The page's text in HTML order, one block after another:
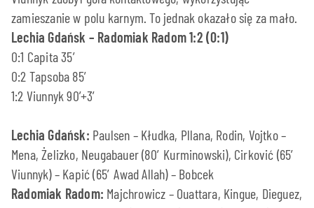
zamieszanie w polu karnym. To jednak okazało się za mało.
Lechia Gdańsk – Radomiak Radom 1:2 (0:1)
0:1 Capita 35′
0:2 Tapsoba 85’
1:2 Viunnyk 90’+3′
Lechia Gdańsk: Paulsen – Kłudka, Pllana, Rodin, Vojtko –
Mena, Żelizko, Neugabauer (80′ Kurminowski), Cirković (65′
Viunnyk) – Kapić (65′ Awad Allah) – Bobcek
Radomiak Radom: Majchrowicz – Ouattara, Kingue, Dieguez,